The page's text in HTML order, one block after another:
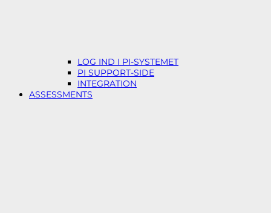
LOG IND I PI-SYSTEMET
PI SUPPORT-SIDE
INTEGRATION
ASSESSMENTS